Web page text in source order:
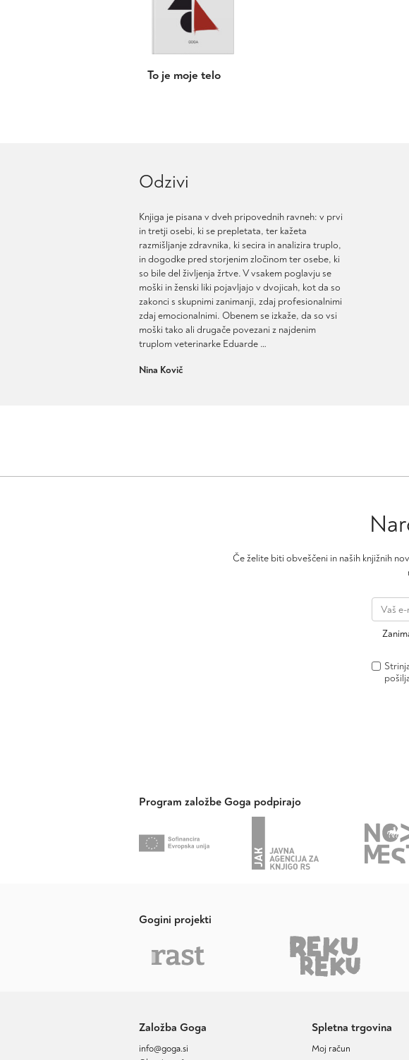
To je moje telo
Odzivi
Knjiga je pisana v dveh pripovednih ravneh: v prvi
in tretji osebi, ki se prepletata, ter kažeta
razmišljanje zdravnika, ki secira in analizira truplo,
in dogodke pred storjenim zločinom ter osebe, ki
so bile del življenja žrtve. V vsakem poglavju se
moški in ženski liki pojavljajo v dvojicah, kot da so
zakonci s skupnimi zanimanji, zdaj profesionalnimi
zdaj emocionalnimi. Obenem se izkaže, da so vsi
moški tako ali drugače povezani z najdenim
truplom veterinarke Eduarde …
Nina Kovič
Če želite biti obveščeni in naših knjižnih
Program založbe Goga podpirajo
Gogini projekti
Založba Goga
info@goga.si
Spletna trgovina
Moj račun